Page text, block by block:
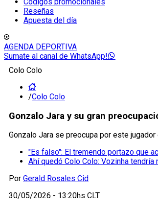
Reseñas
Apuesta del día
AGENDA DEPORTIVA
Sumate al canal de WhatsApp!
Colo Colo
/Colo Colo
Gonzalo Jara y su gran
Gonzalo Jara se preocupa por este
"Es falso": El tremendo portazo que
Ahí quedó Colo Colo: Vozinha
Por Gerald Rosales Cid
30/05/2026 - 13:20hs CLT